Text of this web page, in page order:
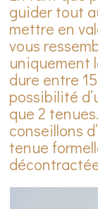
guider tout
mettre en
vous
uniquement
dure entre
possibilité
que 2
conseillons
tenue